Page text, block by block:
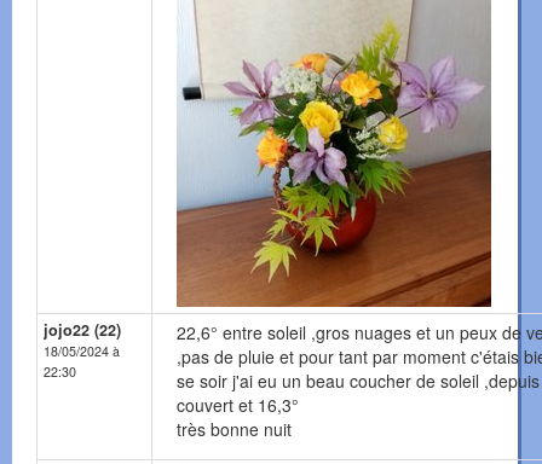
jojo22 (22)
18/05/2024 à
22:30
22,6° entre soleil ,gros nuages et un peux de
,pas de pluie et pour tant par moment c'étais
se soir j'ai eu un beau coucher de soleil
couvert et 16,3°
très bonne nuit